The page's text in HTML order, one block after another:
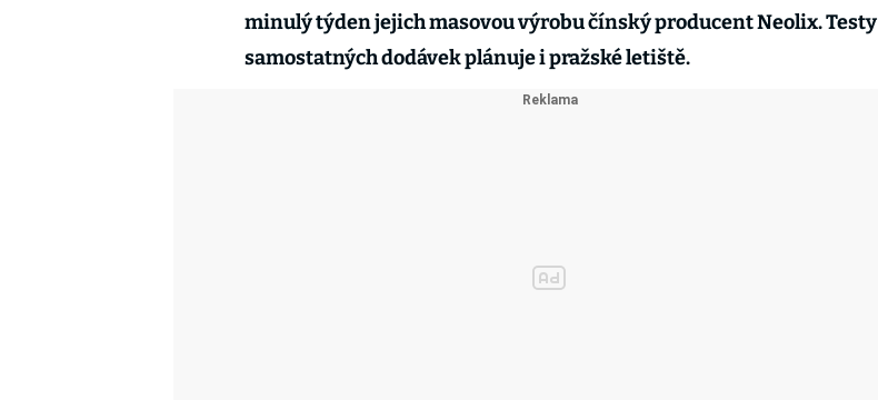
minulý týden jejich masovou výrobu čínský producent Neolix. Testy
samostatných dodávek plánuje i pražské letiště.